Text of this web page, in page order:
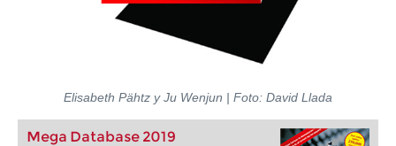
Elisabeth Pähtz y Ju Wenjun | Foto: David Llada
Mega Database 2019